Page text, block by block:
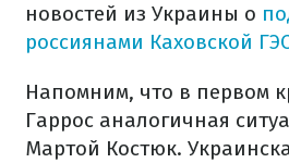
новостей из Украины о
россиянами Каховской
Напомним, что в первом
Гаррос аналогичная
Мартой Костюк.